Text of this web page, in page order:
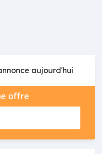
aujourd'hui
offre